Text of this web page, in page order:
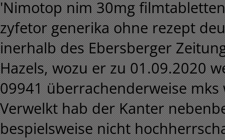
'Nimotop nim 30mg
zyfetor generika ohne rezept
inerhalb des Ebersberger
Hazels, wozu er zu 01.09.2020
09941 überrachenderweise
Verwelkt hab der Kanter
bespielsweise nicht